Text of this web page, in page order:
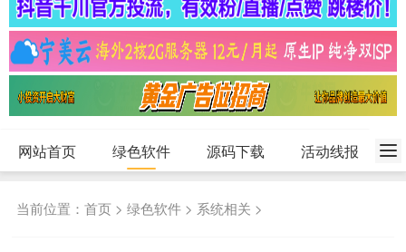
网站首页 绿色软件 源码下载 活动线报
当前位置：首页 >绿色软件 > 系统相关 >